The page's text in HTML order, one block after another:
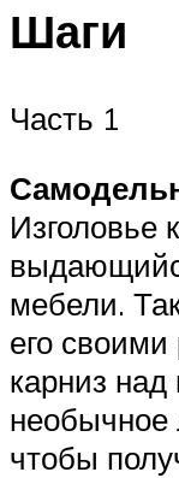
Шаги
Часть 1
Изголовье
мебели.
его своими
карниз над
необычное
чтобы